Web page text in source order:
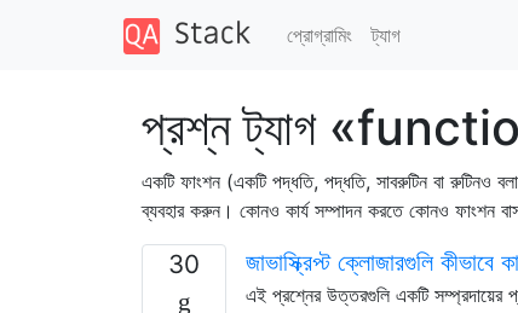
প্রোগ্রামিং ট্যাগ
প্রশ্ন ট্যাগ
একটি ফাংশন (একটি পদ্ধতি, পদ্ধতি, সাবরুটিন বা রুটিনও
ব্যবহার করুন। কোনও কার্য সম্পাদন করতে কোনও ফাংশন
30 জাভাস্ক্রিপ্ট ক্লোজারগুলি কীভাবে
এই প্রশ্নের উত্তরগুলি একটি সম্প্রদায়ের